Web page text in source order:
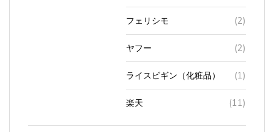
フェリシモ (2)
ヤフー (2)
ライスビギン（化粧品） (1)
楽天 (11)
スキルアッ(127) Udemy (19) IT関連の講座(15)